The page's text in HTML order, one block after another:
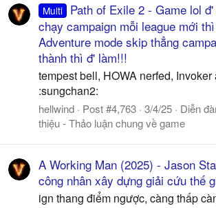
Multi
Path of Exile 2 - Game lol
chạy campaign mỗi league mới
Adventure mode skip thẳng
thành thì đ' làm!!!
tempest bell, HOWA nerfed, Invoker
:sungchan2:
hellwind Post #4,763 3/4/25 Diễn
thiệu - Thảo luận chung về game
A Working Man (2025) - Jason
công nhân xây dựng giải cứu thế
ign thang điểm ngược, càng thấp